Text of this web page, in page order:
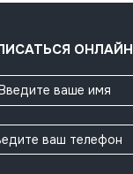
ОНЛАЙН